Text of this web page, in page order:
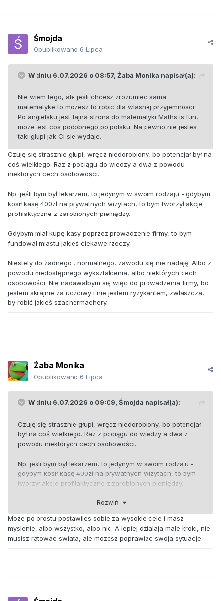
Śmojda
Opublikowano 6 Lipca
W dniu 6.07.2026 o 08:57, Żaba Monika napisał(a):
Nie wiem tego, ale jesli chcesz zrozumiec sama
matematyke to mozesz to robic dla wlasnej przyjemnosci.
Po angielsku jest fajna strona do matematyki Maths is fun,
moze jest cos podobnego po polsku. Na pewno nie jestes
taki glupi jak Ci sie wydaje.
Czuję się strasznie głupi, wręcz niedorobiony, bo potencjał był na
coś wielkiego. Raz z pociągu do wiedzy a dwa z powodu
niektórych cech osobowości.
Np. jeśli bym był lekarzem, to jedynym w swoim rodzaju - gdybym
kosił kasę 400zł na prywatnych wizytach, to bym tworzył akcje
profilaktyczne z zarobionych pieniędzy.
Gdybym miał kupę kasy poprzez prowadzenie firmy, to bym
fundował miastu jakieś ciekawe rzeczy.
Niestety do żadnego , normalnego, zawodu się nie nadaję. Albo z
powodu niedostępnego wykształcenia, albo niektórych cech
osobowości. Nie nadawałbym się więc do prowadzenia firmy, bo
jestem skrajnie za uczciwy i nie jestem ryzykantem, zwłaszcza,
by robić jakieś szachermachery.
Żaba Monika
Opublikowano 6 Lipca
W dniu 6.07.2026 o 09:09, Śmojda napisał(a):
Czuję się strasznie głupi, wręcz niedorobiony, bo potencjał
był na coś wielkiego. Raz z pociągu do wiedzy a dwa z
powodu niektórych cech osobowości.
Np. jeśli bym był lekarzem, to jedynym w swoim rodzaju -
gdybym kosił kasę 400zł na prywatnych wizytach, to bym
tworzył akcje profilaktyczne z zarobionych pieniędzy.
Gdybym miał kupę kasy poprzez prowadzenie firmy, to bym
fundował miastu jakieś ciekawe rzeczy.
Niestety do żadnego , normalnego, zawodu się nie nadaję.
Albo z powodu niedostępnego wykształcenia, albo
Rozwiń
Moze po prostu postawiles sobie za wysokie cele i masz
myslenie, albo wszystko, albo nic. A lepiej dzialaja male kroki, nie
musisz ratowac swiata, ale mozesz poprawiac swoja sytuacje.